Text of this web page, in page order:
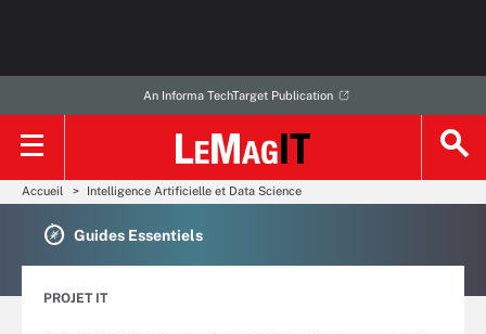
An Informa TechTarget Publication
Accueil Intelligence Artificielle et Data Science
Guides Essentiels
PROJET IT